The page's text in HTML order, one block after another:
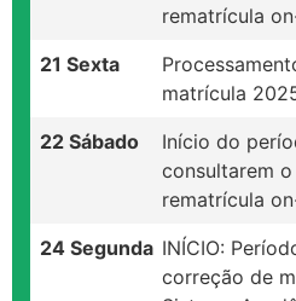
rematrícula
21 Sexta
matrícula
22 Sábado
Início do
consultarem
rematrícula
24 Segunda INÍCIO:
correção de